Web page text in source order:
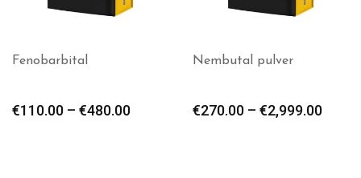
Nembutal pulver
€270.00–€2,999.00
Kaliumcyanidpulver
€399.00–€1,399.00